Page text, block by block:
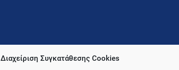
Διαχείριση Συγκατάθεσης Cookies